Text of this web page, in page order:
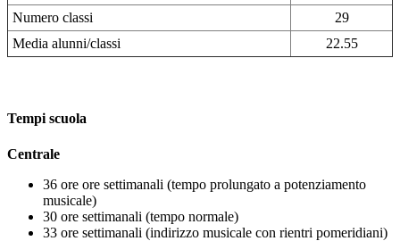
Numero classi
29
Media alunni/classi
22.55
Tempi scuola
Centrale
36 ore ore settimanali (tempo prolungato a potenziamento
musicale)
30 ore settimanali (tempo normale)
33 ore settimanali (indirizzo musicale con rientri pomeridiani)